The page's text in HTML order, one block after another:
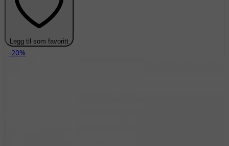
Legg til som favoritt
-20%